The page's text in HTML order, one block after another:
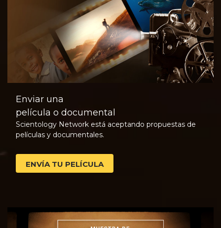
Enviar una
película o documental
Scientology Network está aceptando propuestas de
películas y documentales.
ENVÍA TU PELÍCULA